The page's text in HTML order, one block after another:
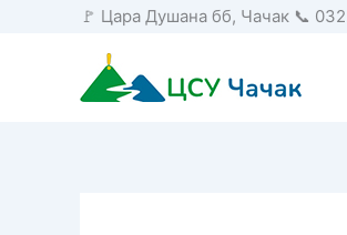
🚩 Цара Душана бб, Чачак 📞